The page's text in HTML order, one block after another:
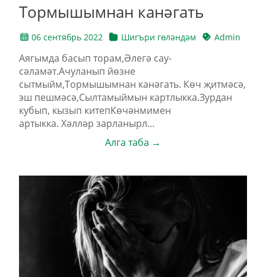
Тормышымнан канәгать
06 сентябрь 2022 Шигъри гөләндәм Admin
Аягымда басып торам,Әлегә сау-
сәламәт.Ачуланып йөзне
сытмыйм,Тормышымнан канәгать. Көч җитмәсә,
эш пешмәсә,Сылтамыймын картлыкка.Зурдан
кубып, кызып китепКөчәнмимен
артыкка. Хәлләр зарланырл...
Алга таба →